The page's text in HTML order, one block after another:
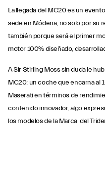
La llegada del MC20 es un
sede en Módena, no solo por su
también porque será el primer
motor 100% diseñado,
A Sir Stirling Moss sin duda le
MC20: un coche que encarna al
Maserati en términos de
contenido innovador, algo
los modelos de la Marca del